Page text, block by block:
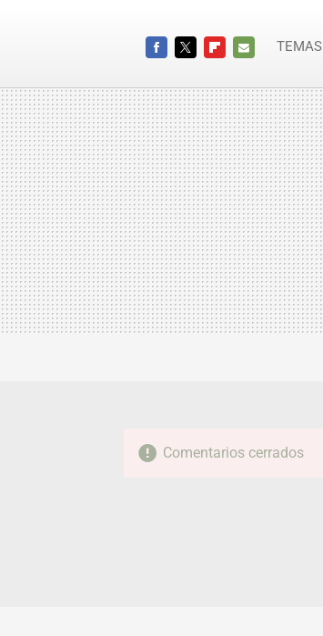
MAIL
TEMAS
Comentarios cerrados